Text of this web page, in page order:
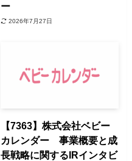
ー
2026年7月27日
【7363】株式会社ベビー
カレンダー 事業概要と成
長戦略に関するIRインタビ